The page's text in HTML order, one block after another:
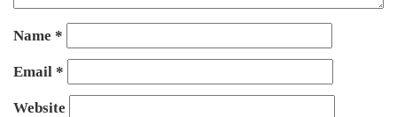
Name *
Email *
Website